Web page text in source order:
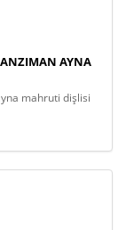
AYNA
mahruti dişlisi